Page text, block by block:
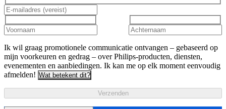
Ik wil graag promotionele communicatie ontvangen – gebaseerd op
mijn voorkeuren en gedrag – over Philips-producten, diensten,
evenementen en aanbiedingen. Ik kan me op elk moment eenvoudig
afmelden! Wat betekent dit?
Verzenden